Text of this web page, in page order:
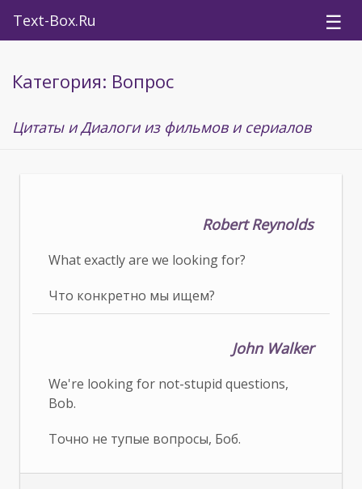
Text-Box.Ru ☰
Категория: Вопрос
Цитаты и Диалоги из фильмов и сериалов
Robert Reynolds
What exactly are we looking for?
Что конкретно мы ищем?
John Walker
We're looking for not-stupid questions,
Bob.
Точно не тупые вопросы, Боб.